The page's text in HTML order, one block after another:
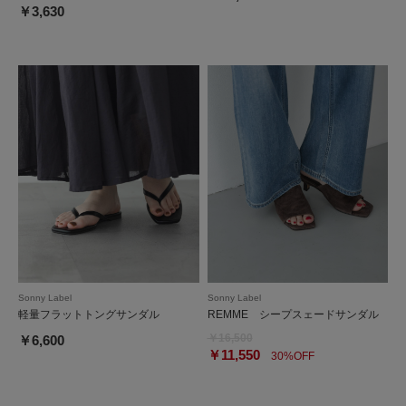
￥3,630
Sonny Label
軽量フラットトングサンダル
￥6,600
Sonny Label
REMME シープスェードサンダル
￥11,55030%OFF